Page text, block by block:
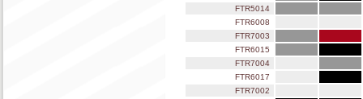
FTR5014
FTR6008
FTR7003
FTR6015
FTR7004
FTR6017
FTR7002